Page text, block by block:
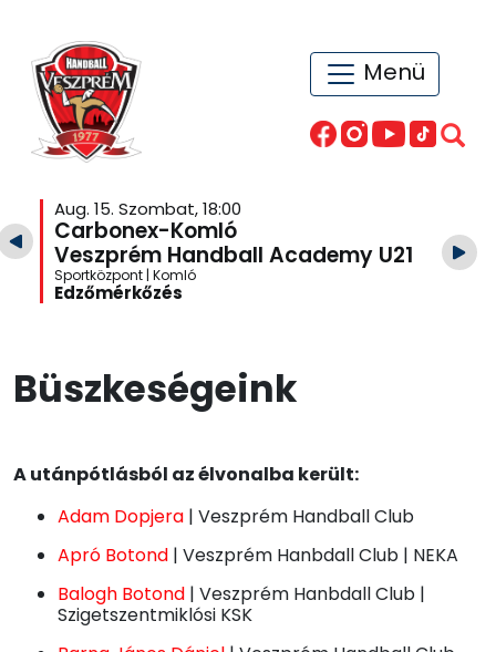
Menü
Aug. 15. Szombat, 18:00
Carbonex-Komló
Veszprém Handball Academy U21
Sportközpont | Komló
Edzőmérkőzés
Büszkeségeink
A utánpótlásból az élvonalba került:
Adam Dopjera | Veszprém Handball Club
Apró Botond | Veszprém Hanbdall Club | NEKA
Balogh Botond | Veszprém Hanbdall Club |
Szigetszentmiklósi KSK